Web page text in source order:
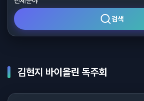
검색
김현지 바이올린 독주회